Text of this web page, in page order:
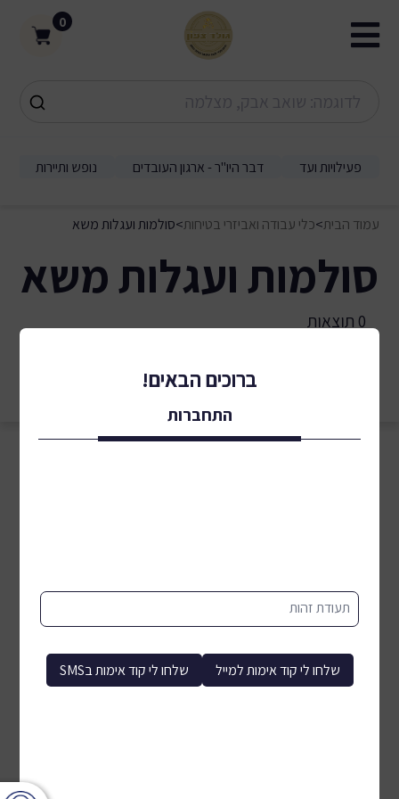
0
נופש ותיירות פעילויות ועד דבר היו"ר - ארגון העובדים
ברוכים הבאים!
התחברות
תעודת זהות
שלחו לי קוד אימות בSMS שלחו לי קוד אימות למייל
עמוד הבית>כלי עבודה ואביזרי בטיחות>סולמות ועגלות משא
סולמות ועגלות משא
0 תוצאות
מיון לפי: